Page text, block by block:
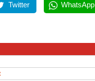
Twitter WhatsApp